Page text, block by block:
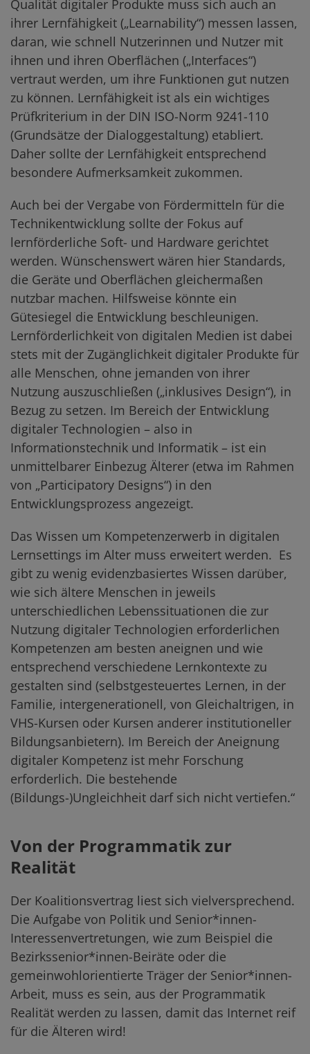
Qualität digitaler Produkte muss sich auch an
ihrer Lernfähigkeit („Learnability“) messen lassen,
daran, wie schnell Nutzerinnen und Nutzer mit
ihnen und ihren Oberflächen („Interfaces“)
vertraut werden, um ihre Funktionen gut nutzen
zu können. Lernfähigkeit ist als ein wichtiges
Prüfkriterium in der DIN ISO-Norm 9241-110
(Grundsätze der Dialoggestaltung) etabliert.
Daher sollte der Lernfähigkeit entsprechend
besondere Aufmerksamkeit zukommen.
Auch bei der Vergabe von Fördermitteln für die
Technikentwicklung sollte der Fokus auf
lernförderliche Soft- und Hardware gerichtet
werden. Wünschenswert wären hier Standards,
die Geräte und Oberflächen gleichermaßen
nutzbar machen. Hilfsweise könnte ein
Gütesiegel die Entwicklung beschleunigen.
Lernförderlichkeit von digitalen Medien ist dabei
stets mit der Zugänglichkeit digitaler Produkte für
alle Menschen, ohne jemanden von ihrer
Nutzung auszuschließen („inklusives Design“), in
Bezug zu setzen. Im Bereich der Entwicklung
digitaler Technologien – also in
Informationstechnik und Informatik – ist ein
unmittelbarer Einbezug Älterer (etwa im Rahmen
von „Participatory Designs“) in den
Entwicklungsprozess angezeigt.
Das Wissen um Kompetenzerwerb in digitalen
Lernsettings im Alter muss erweitert werden. Es
gibt zu wenig evidenzbasiertes Wissen darüber,
wie sich ältere Menschen in jeweils
unterschiedlichen Lebenssituationen die zur
Nutzung digitaler Technologien erforderlichen
Kompetenzen am besten aneignen und wie
entsprechend verschiedene Lernkontexte zu
gestalten sind (selbstgesteuertes Lernen, in der
Familie, intergenerationell, von Gleichaltrigen, in
VHS-Kursen oder Kursen anderer institutioneller
Bildungsanbietern). Im Bereich der Aneignung
digitaler Kompetenz ist mehr Forschung
erforderlich. Die bestehende
(Bildungs-)Ungleichheit darf sich nicht vertiefen.“
Von der Programmatik zur
Realität
Der Koalitionsvertrag liest sich vielversprechend.
Die Aufgabe von Politik und Senior*innen-
Interessenvertretungen, wie zum Beispiel die
Bezirkssenior*innen-Beiräte oder die
gemeinwohlorientierte Träger der Senior*innen-
Arbeit, muss es sein, aus der Programmatik
Realität werden zu lassen, damit das Internet reif
für die Älteren wird!